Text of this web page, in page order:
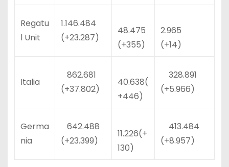
Regatu
l Unit
1.146.484
(+23.287)
48.475
(+355)
2.965
(+14)
Italia
862.681
(+37.802)
40.638(
+446)
328.891
(+5.966)
Germa
nia
642.488
(+23.399)
11.226(+
130)
413.484
(+8.957)